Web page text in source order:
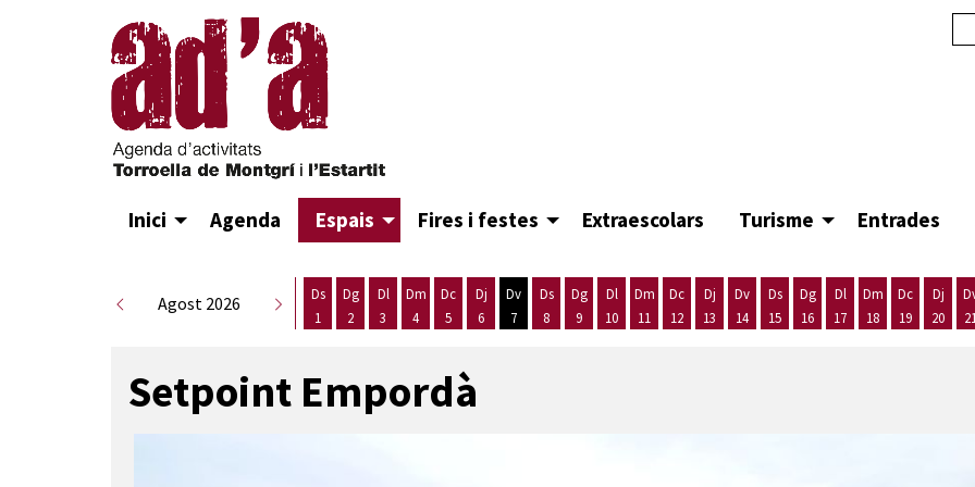
Inici Agenda Espais Fires i festes Extraescolars Turisme Entrades
Agost 2026
Ds
1
Dg
2
Dl
3
Dm
4
Dc
5
Dj
6
Dv
7
Ds
8
Dg
9
Dl
10
Dm
11
Dc
12
Dj
13
Dv
14
Ds
15
Dg
16
Dl
17
Dm
18
Dc
19
Dj
20
Setpoint Empordà